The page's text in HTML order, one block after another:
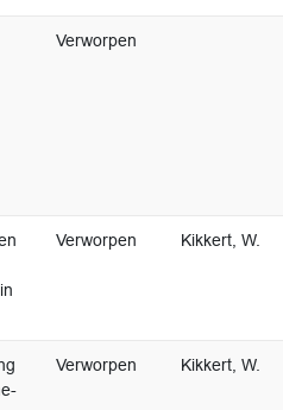
Verworpen
Verworpen Kikkert, W.
Verworpen Kikkert, W.